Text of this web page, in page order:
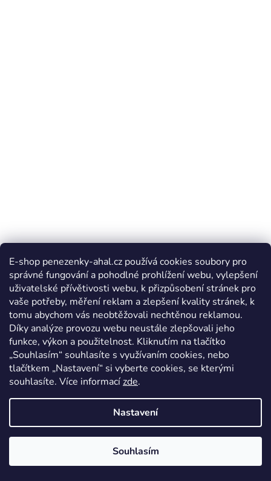
E-shop penezenky-ahal.cz používá cookies soubory pro
správné fungování a pohodlné prohlížení webu, vylepšení
uživatelské přívětivosti webu, k přizpůsobení stránek pro
vaše potřeby, měření reklam a zlepšení kvality stránek, k
tomu abychom vás neobtěžovali nechtěnou reklamou.
Díky analýze provozu webu neustále zlepšovali jeho
funkce, výkon a použitelnost. Kliknutím na tlačítko
„Souhlasím“ souhlasíte s využívaním cookies, nebo
tlačítkem „Nastavení“ si vyberte cookies, se kterými
souhlasíte. Více informacízde.
Nastavení
Souhlasím